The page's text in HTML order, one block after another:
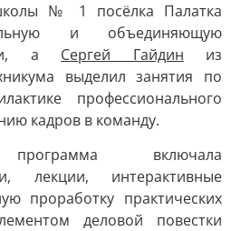
№ 1 посёлка Палатка
и объединяющую
а Сергей Гайдин из
выделил занятия по
профессионального
кадров в команду.
программа включала
лекции, интерактивные
проработку практических
деловой повестки